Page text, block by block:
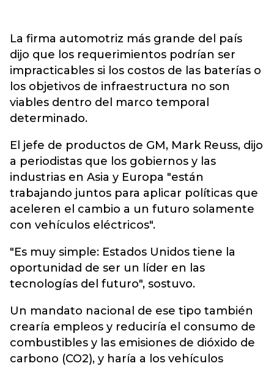
La firma automotriz más grande del país
dijo que los requerimientos podrían ser
impracticables si los costos de las baterías o
los objetivos de infraestructura no son
viables dentro del marco temporal
determinado.
El jefe de productos de GM, Mark Reuss, dijo
a periodistas que los gobiernos y las
industrias en Asia y Europa "están
trabajando juntos para aplicar políticas que
aceleren el cambio a un futuro solamente
con vehículos eléctricos".
"Es muy simple: Estados Unidos tiene la
oportunidad de ser un líder en las
tecnologías del futuro", sostuvo.
Un mandato nacional de ese tipo también
crearía empleos y reduciría el consumo de
combustibles y las emisiones de dióxido de
carbono (CO2), y haría a los vehículos